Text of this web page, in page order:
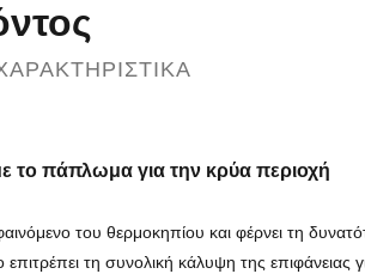
το πάπλωμα για την κρύα περιοχή
του θερμοκηπίου και φέρνει τη
τη συνολική κάλυψη της επιφάνειας